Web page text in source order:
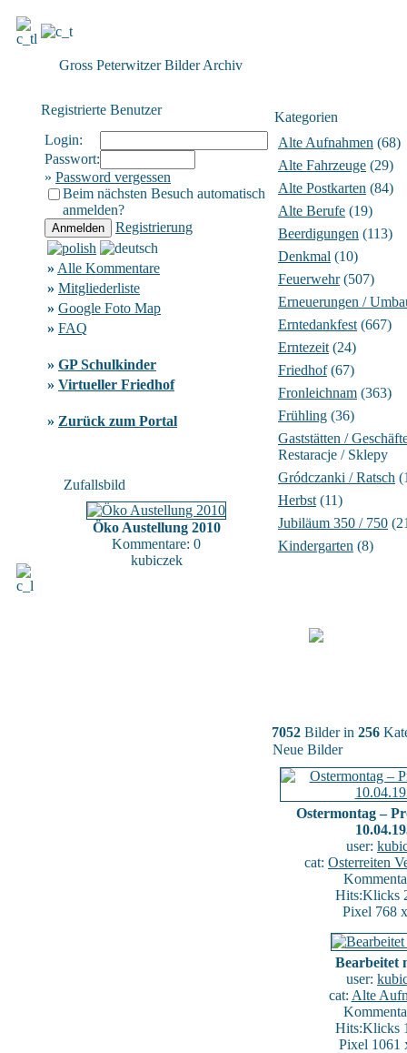
Gross Peterwitzer Bilder Archiv
Registrierte Benutzer
Login:
Passwort:
» Password vergessen
Beim nächsten Besuch automatisch
anmelden?
Registrierung
» Alle Kommentare
» Mitgliederliste
» Google Foto Map
» FAQ
» GP Schulkinder
» Virtueller Friedhof
» Zurück zum Portal
Zufallsbild
Öko Austellung 2010
Kommentare: 0
kubiczek
Kategorien
Alte Aufnahmen (68)
Alte Fahrzeuge (29)
Alte Postkarten (84)
Alte Berufe (19)
Beerdigungen (113)
Denkmal (10)
Feuerwehr(507)
Erneuerungen /
Erntedankfest (667)
Erntezeit (24)
Friedhof(67)
Fronleichnam (363)
Frühling (36)
Gaststätten /
Restaracje / Sklepy
Gródczanki / Ratsch
Herbst (11)
Jubiläum 350 / 750
Kindergarten (8)
7052 Bilder in 256
Neue Bilder
Ostermontag –
user:
cat: Osterreiten
Hits:Klicks
Pixel 768
Bearbeitet
user:
cat: Alte
Hits:Klicks
Pixel 1061